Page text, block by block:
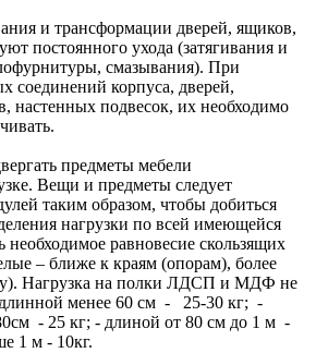
и трансформации дверей, ящиков,
постоянного ухода (затягивания и
смазывания). При
соединений корпуса, дверей,
настенных подвесок, их необходимо
предметы мебели
Вещи и предметы следует
таким образом, чтобы добиться
нагрузки по всей имеющейся
равновесие скользящих
– ближе к краям (опорам), более
Нагрузка на полки ЛДСП и МДФ не
менее 60 см - 25-30 кг; -
- 25 кг; - длиной от 80 см до 1 м -
1 м - 10кг.